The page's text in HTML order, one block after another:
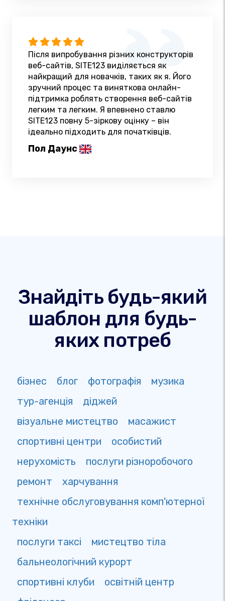
Після випробування різних конструкторів
веб-сайтів, SITE123 виділяється як
найкращий для новачків, таких як я. Його
зручний процес та виняткова онлайн-
підтримка роблять створення веб-сайтів
легким та легким. Я впевнено ставлю
SITE123 повну 5-зіркову оцінку – він
ідеально підходить для початківців.
Пол Даунс
Знайдіть будь-який
шаблон для будь-
яких потреб
бізнес блог фотографія
музика
тур-агенція
діджей
візуальне мистецтво
масажист
спортивні центри
особистий
нерухомість
послуги різноробочого
ремонт
харчування
технічне обслуговування комп'ютерної
техніки
послуги таксі
мистецтво тіла
бальнеологічний курорт
спортивні клуби
освітній центр